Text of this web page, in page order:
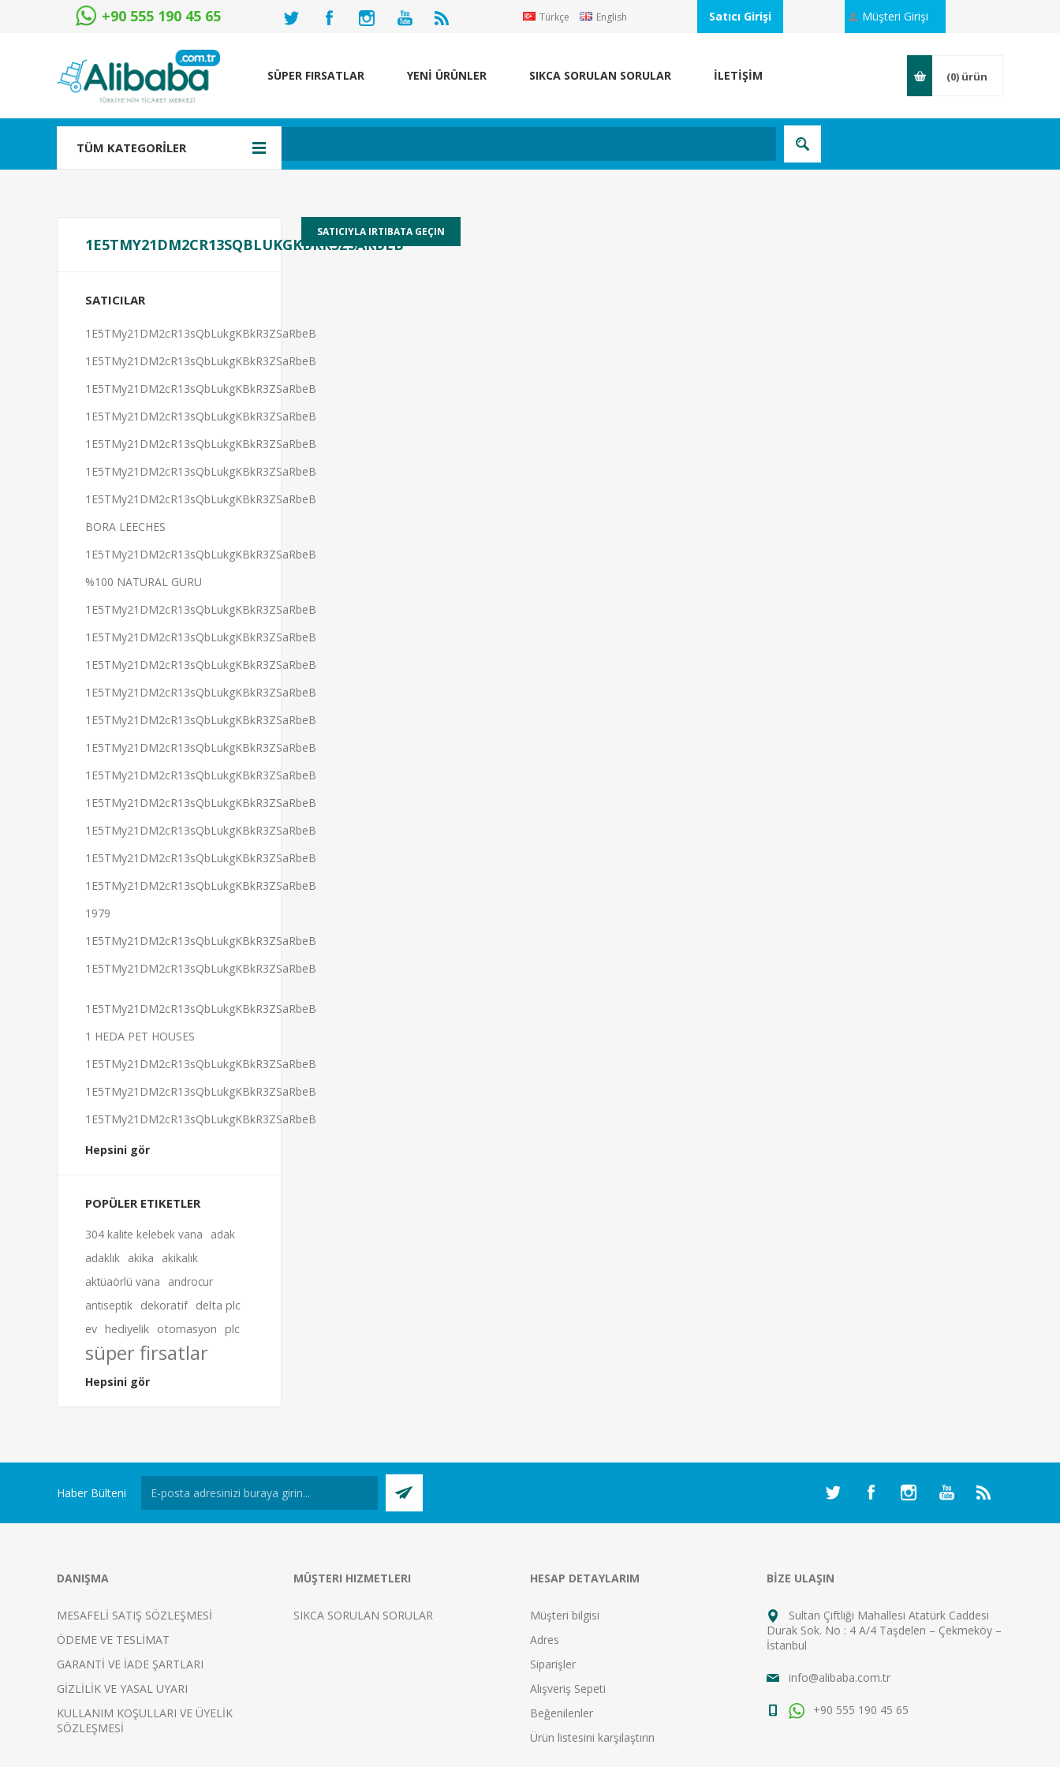
+90 555 190 45 65 Türkçe English Satıcı Girişi Müşteri Girişi
SÜPER FIRSATLAR YENİ ÜRÜNLER SIKCA SORULAN SORULAR İLETİŞİM (0) ürün
TÜM KATEGORİLER
1E5TMY21DM2CR13SQBLUKGKBKR3ZSARBEB
SATICILAR
1E5TMy21DM2cR13sQbLukgKBkR3ZSaRbeB
1E5TMy21DM2cR13sQbLukgKBkR3ZSaRbeB
1E5TMy21DM2cR13sQbLukgKBkR3ZSaRbeB
1E5TMy21DM2cR13sQbLukgKBkR3ZSaRbeB
1E5TMy21DM2cR13sQbLukgKBkR3ZSaRbeB
1E5TMy21DM2cR13sQbLukgKBkR3ZSaRbeB
1E5TMy21DM2cR13sQbLukgKBkR3ZSaRbeB
BORA LEECHES
1E5TMy21DM2cR13sQbLukgKBkR3ZSaRbeB
%100 NATURAL GURU
1E5TMy21DM2cR13sQbLukgKBkR3ZSaRbeB
1E5TMy21DM2cR13sQbLukgKBkR3ZSaRbeB
1E5TMy21DM2cR13sQbLukgKBkR3ZSaRbeB
1E5TMy21DM2cR13sQbLukgKBkR3ZSaRbeB
1E5TMy21DM2cR13sQbLukgKBkR3ZSaRbeB
1E5TMy21DM2cR13sQbLukgKBkR3ZSaRbeB
1E5TMy21DM2cR13sQbLukgKBkR3ZSaRbeB
1E5TMy21DM2cR13sQbLukgKBkR3ZSaRbeB
1E5TMy21DM2cR13sQbLukgKBkR3ZSaRbeB
1E5TMy21DM2cR13sQbLukgKBkR3ZSaRbeB
1E5TMy21DM2cR13sQbLukgKBkR3ZSaRbeB
1979
1E5TMy21DM2cR13sQbLukgKBkR3ZSaRbeB
1E5TMy21DM2cR13sQbLukgKBkR3ZSaRbeB
1E5TMy21DM2cR13sQbLukgKBkR3ZSaRbeB
1 HEDA PET HOUSES
1E5TMy21DM2cR13sQbLukgKBkR3ZSaRbeB
1E5TMy21DM2cR13sQbLukgKBkR3ZSaRbeB
1E5TMy21DM2cR13sQbLukgKBkR3ZSaRbeB
Hepsini gör
POPÜLER ETIKETLER
304 kalite kelebek vana
adak
adaklık akika
akikalık
aktüaörlü vana
androcur
antiseptik dekoratif delta plc
ev hediyelik otomasyon plc
süper firsatlar
Hepsini gör
Haber Bülteni
DANIŞMA
MESAFELİ SATIŞ SÖZLEŞMESİ
ÖDEME VE TESLİMAT
GARANTİ VE İADE ŞARTLARI
GİZLİLİK VE YASAL UYARI
KULLANIM KOŞULLARI VE ÜYELİK
SÖZLEŞMESİ
MÜŞTERI HIZMETLERI
SIKCA SORULAN SORULAR
HESAP DETAYLARIM
Müşteri bilgisi
Adres
Siparişler
Alışveriş Sepeti
Beğenilenler
Ürün listesini karşılaştırın
BİZE ULAŞIN
Sultan Çiftliği Mahallesi Atatürk Caddesi
Durak Sok. No : 4 A/4 Taşdelen – Çekmeköy –
İstanbul
info@alibaba.com.tr
+90 555 190 45 65